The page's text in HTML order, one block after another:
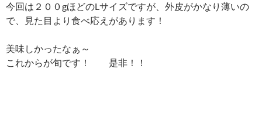
今回は２００gほどのLサイズですが、外皮がかなり薄いの
で、見た目より食べ応えがあります！
美味しかったなぁ～
これからが旬です！ 是非！！